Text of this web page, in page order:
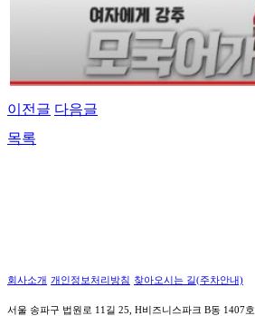
이전글 다음글
목록
회사소개 개인정보처리방침 찾아오시는 길(주차안내)
서울 송파구 법원로 11길 25, H비즈니스파크 B동 1407호